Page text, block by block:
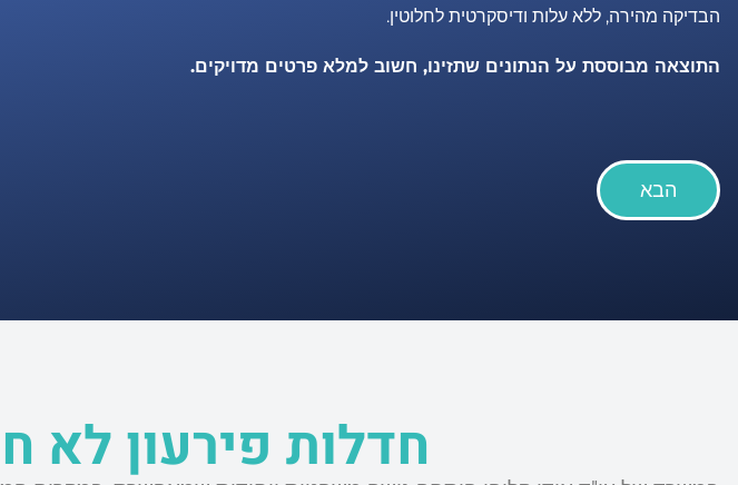
הבדיקה מהירה, ללא עלות ודיסקרטית לחלוטין.
התוצאה מבוססת על הנתונים שתזינו, חשוב למלא פרטים מדויקים.
הבא
חדלות פירעון לא